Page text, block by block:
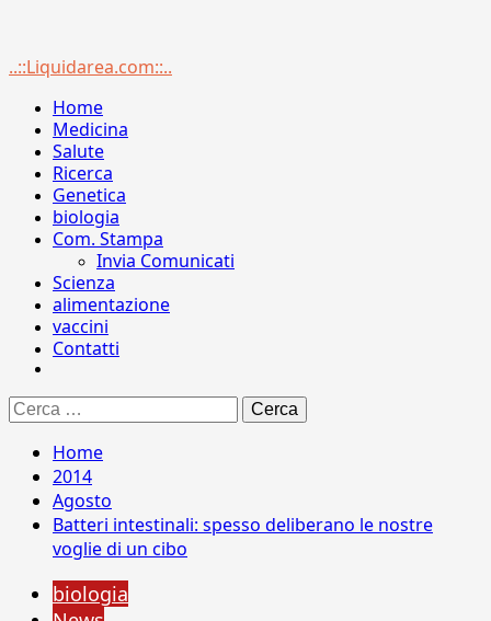
Menu
..::Liquidarea.com::..
Home
Medicina
Salute
Ricerca
Genetica
biologia
Com. Stampa
Invia Comunicati
Scienza
alimentazione
vaccini
Contatti
Ricerca
per:
Home
2014
Agosto
Batteri intestinali: spesso deliberano le nostre
voglie di un cibo
biologia